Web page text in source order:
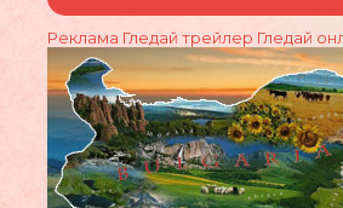
Реклама Гледай трейлер Гледай